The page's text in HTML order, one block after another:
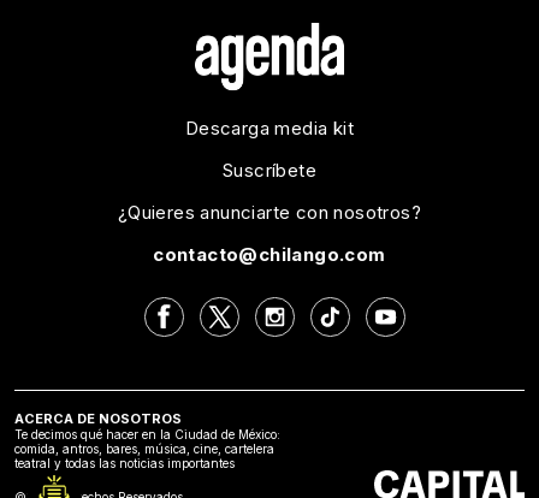
Descarga media kit
Suscríbete
¿Quieres anunciarte con nosotros?
contacto@chilango.com
ACERCA DE NOSOTROS
Te decimos qué hacer en la Ciudad de México:
comida, antros, bares, música, cine, cartelera
teatral y todas las noticias importantes